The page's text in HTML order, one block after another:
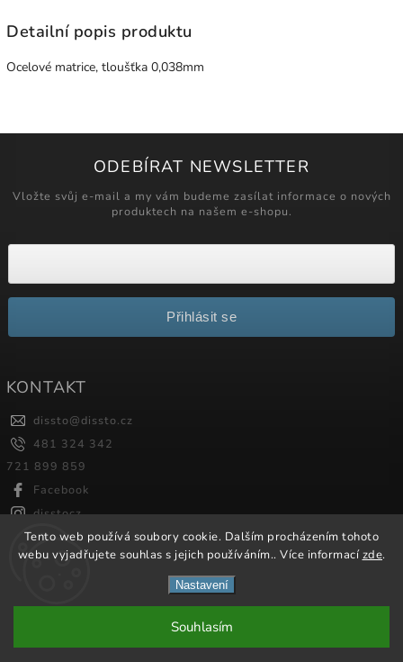
Tento web používá soubory cookie. Dalším procházením tohoto
webu vyjadřujete souhlas s jejich používáním.. Více informacízde.
Nastavení
Souhlasím
Detailní popis produktu
Ocelové matrice, tloušťka 0,038mm
ODEBÍRAT NEWSLETTER
Vložte svůj e-mail a my vám budeme zasílat informace o nových
produktech na našem e-shopu.
Přihlásit se
KONTAKT
dissto@dissto.cz
481 324 342
721 899 859
Facebook
disstocz
Shoptet| Design